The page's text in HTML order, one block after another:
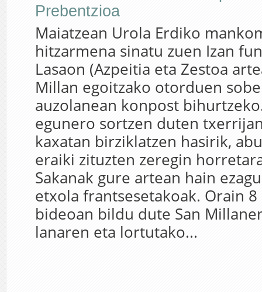
Prebentzioa
Maiatzean Urola Erdiko
hitzarmena sinatu zuen Izan
Lasaon (Azpeitia eta Zestoa
Millan egoitzako otorduen
auzolanean konpost
egunero sortzen duten
kaxatan birziklatzen hasirik,
eraiki zituzten zeregin
Sakanak gure artean hain
etxola frantsesetakoak. Orain
bideoan bildu dute San
lanaren eta lortutako...